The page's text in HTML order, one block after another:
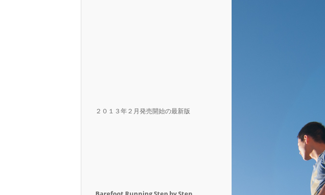
２０１３年２月発売開始の最新版